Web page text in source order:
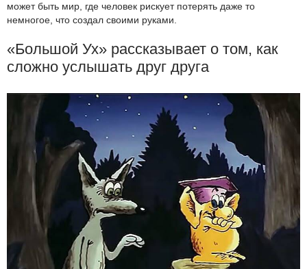
может быть мир, где человек рискует потерять даже то
немногое, что создал своими руками.
«Большой Ух» рассказывает о том, как
сложно услышать друг друга